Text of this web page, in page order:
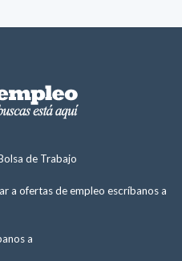
de Trabajo
a ofertas de empleo escríbanos a
a